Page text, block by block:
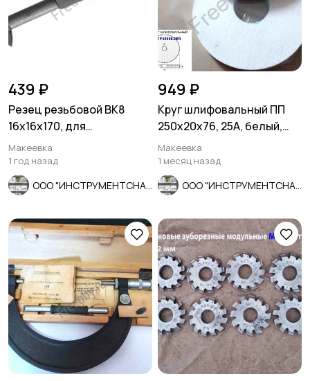
439 ₽
Резец резьбовой ВК8
16х16х170, для
внутренней резьбы 2662-
0005.
Макеевка
1 год назад
949 ₽
Круг шлифовальный ПП
250х20х76, 25А, белый,
F90, K-L V, мелкое зерно.
Макеевка
1 месяц назад